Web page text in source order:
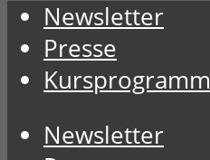
Newsletter
Presse
Kursprogramm
Newsletter